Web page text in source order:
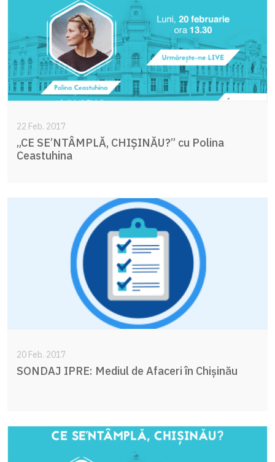
22 Feb. 2017
„CE SE’NTÂMPLĂ, CHIȘINĂU?” cu Polina
Ceastuhina
20 Feb. 2017
SONDAJ IPRE: Mediul de Afaceri în Chișinău